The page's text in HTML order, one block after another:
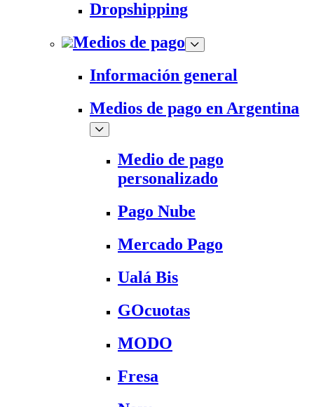
Dropshipping
Medios de pago
Información general
Medios de pago en Argentina
Medio de pago
personalizado
Pago Nube
Mercado Pago
Ualá Bis
GOcuotas
MODO
Fresa